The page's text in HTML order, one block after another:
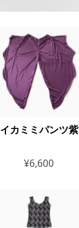
イカミミパンツ紫
¥6,600